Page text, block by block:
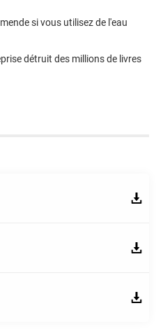
si vous utilisez de l'eau
détruit des millions de livres